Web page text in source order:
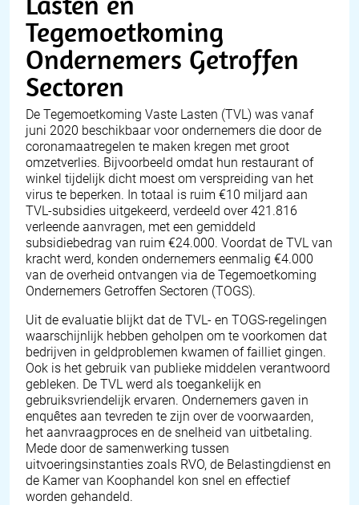
Tegemoetkoming
Ondernemers Getroffen
Sectoren
De Tegemoetkoming Vaste Lasten (TVL) was vanaf
juni 2020 beschikbaar voor ondernemers die door de
coronamaatregelen te maken kregen met groot
omzetverlies. Bijvoorbeeld omdat hun restaurant of
winkel tijdelijk dicht moest om verspreiding van het
virus te beperken. In totaal is ruim €10 miljard aan
TVL-subsidies uitgekeerd, verdeeld over 421.816
verleende aanvragen, met een gemiddeld
subsidiebedrag van ruim €24.000. Voordat de TVL van
kracht werd, konden ondernemers eenmalig €4.000
van de overheid ontvangen via de Tegemoetkoming
Ondernemers Getroffen Sectoren (TOGS).
Uit de evaluatie blijkt dat de TVL- en TOGS-regelingen
waarschijnlijk hebben geholpen om te voorkomen dat
bedrijven in geldproblemen kwamen of failliet gingen.
Ook is het gebruik van publieke middelen verantwoord
gebleken. De TVL werd als toegankelijk en
gebruiksvriendelijk ervaren. Ondernemers gaven in
enquêtes aan tevreden te zijn over de voorwaarden,
het aanvraagproces en de snelheid van uitbetaling.
Mede door de samenwerking tussen
uitvoeringsinstanties zoals RVO, de Belastingdienst en
de Kamer van Koophandel kon snel en effectief
worden gehandeld.